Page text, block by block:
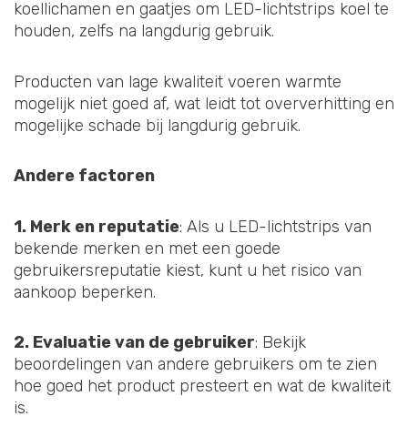
koellichamen en gaatjes om LED-lichtstrips koel te
houden, zelfs na langdurig gebruik.
Producten van lage kwaliteit voeren warmte
mogelijk niet goed af, wat leidt tot oververhitting en
mogelijke schade bij langdurig gebruik.
Andere factoren
1. Merk en reputatie: Als u LED-lichtstrips van
bekende merken en met een goede
gebruikersreputatie kiest, kunt u het risico van
aankoop beperken.
2. Evaluatie van de gebruiker: Bekijk
beoordelingen van andere gebruikers om te zien
hoe goed het product presteert en wat de kwaliteit
is.